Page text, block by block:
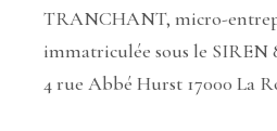
TRANCHANT, micro-
immatriculée sous le SIREN
4 rue Abbé Hurst 17000 La